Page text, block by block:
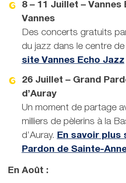
8 – 11 Juillet – Vannes
Vannes
Des concerts gratuits
du jazz dans le centre de
site Vannes Echo Jazz
26 Juillet – Grand
d’Auray
Un moment de partage
milliers de pèlerins à la
d’Auray. En savoir plus
Pardon de Sainte-
En Août :